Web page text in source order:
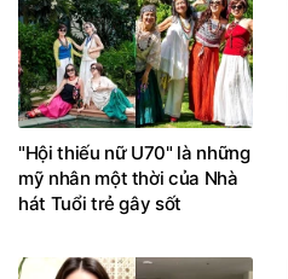
"Hội thiếu nữ U70" là những
mỹ nhân một thời của Nhà
hát Tuổi trẻ gây sốt